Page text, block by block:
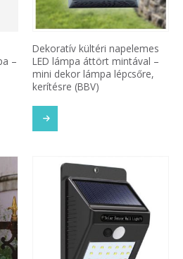
–
Dekoratív kültéri napelemes
LED lámpa áttört mintával –
mini dekor lámpa lépcsőre,
kerítésre (BBV)